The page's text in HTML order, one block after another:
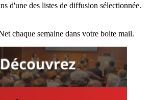
d'une des listes de diffusion sélectionnée.
chaque semaine dans votre boite mail.